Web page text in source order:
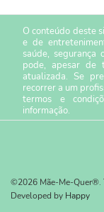
O conteúdo deste
e de
saúde, segurança
pode, apesar de
atualizada. Se
recorrer a um
termos e
informação.
©2026 Mãe-Me-Quer®.
Developed by Happy